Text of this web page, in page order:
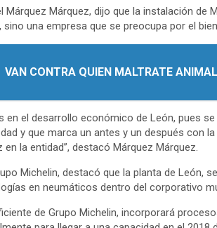
Márquez Márquez, dijo que la instalación de
una empresa que se preocupa por el
VAN CONTRA QUIEN MALTRATE
en el desarrollo económico de León, pues
y que marca un antes y un después con
la entidad”, destacó Márquez Márquez.
Michelin, destacó que la planta de León,
en neumáticos dentro del corporativo
de Grupo Michelin, incorporará